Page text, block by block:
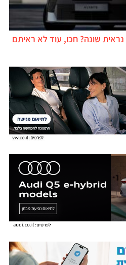
שונה? חכו, עוד לא ראיתם